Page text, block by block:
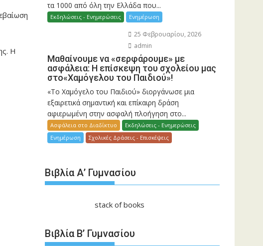
Η
τα 1000 από όλη την Ελλάδα που...
Εκδηλώσεις - Ενημερώσεις Ενημέρωση
25 Φεβρουαρίου, 2026
admin
Μαθαίνουμε να «σερφάρουμε» με
ασφάλεια: Η επίσκεψη του σχολείου μας
στο«Χαμόγελου του Παιδιού»!
«Το Χαμόγελο του Παιδιού» διοργάνωσε μια
εξαιρετικά σημαντική και επίκαιρη δράση
αφιερωμένη στην ασφαλή πλοήγηση στο...
Ασφάλεια στο Διαδίκτυο
Εκδηλώσεις - Ενημερώσεις
Ενημέρωση
Σχολικές Δράσεις - Επισκέψεις
Βιβλία Α’ Γυμνασίου
stack of books
Βιβλία Β’ Γυμνασίου